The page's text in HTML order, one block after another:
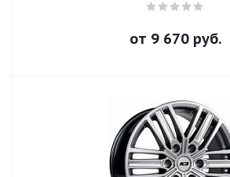
от 9 670руб.